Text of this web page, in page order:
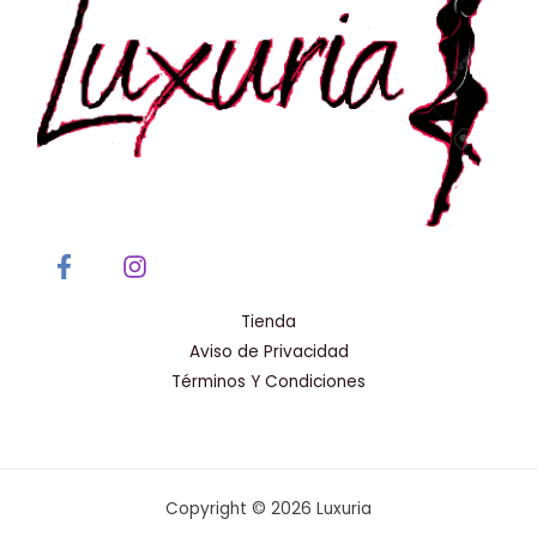
Tienda
Aviso de Privacidad
Términos Y Condiciones
Copyright © 2026 Luxuria